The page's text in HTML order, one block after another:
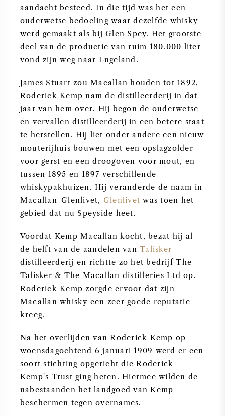
ALLE REGIO'S
aandacht besteed. In die tijd was het een
ouderwetse bedoeling waar dezelfde whisky
werd gemaakt als bij Glen Spey. Het grootste
deel van de productie van ruim 180.000 liter
vond zijn weg naar Engeland.
James Stuart zou Macallan houden tot 1892,
Roderick Kemp nam de distilleerderij in dat
jaar van hem over. Hij begon de ouderwetse
en vervallen distilleerderij in een betere staat
te herstellen. Hij liet onder andere een nieuw
mouterijhuis bouwen met een opslagzolder
voor gerst en een droogoven voor mout, en
tussen 1895 en 1897 verschillende
whiskypakhuizen. Hij veranderde de naam in
Macallan-Glenlivet, Glenlivet was toen het
gebied dat nu Speyside heet.
Voordat Kemp Macallan kocht, bezat hij al
de helft van de aandelen vanTalisker
distilleerderij en richtte zo het bedrijf The
Talisker & The Macallan distilleries Ltd op.
Roderick Kemp zorgde ervoor dat zijn
Macallan whisky een zeer goede reputatie
kreeg.
Na het overlijden van Roderick Kemp op
woensdagochtend 6 januari 1909 werd er een
soort stichting opgericht die Roderick
Kemp's Trust ging heten. Hiermee wilden de
nabestaanden het landgoed van Kemp
beschermen tegen overnames.